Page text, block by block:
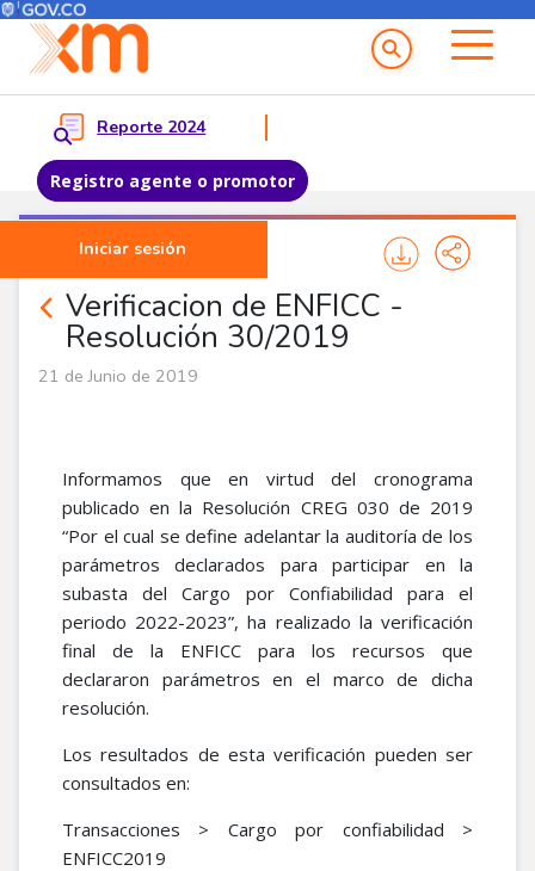
Pasar al contenido principal
Menú del Usuario
Reporte 2024
Registro agente o promotor
Iniciar sesión
Menu principal
Verificacion de ENFICC -
Resolución 30/2019
Noticias Agentes
21 de Junio de 2019
Informamos que en virtud del cronograma
publicado en la Resolución CREG 030 de 2019
“Por el cual se define adelantar la auditoría de los
parámetros declarados para participar en la
subasta del Cargo por Confiabilidad para el
periodo 2022-2023”, ha realizado la verificación
final de la ENFICC para los recursos que
declararon parámetros en el marco de dicha
resolución.
Los resultados de esta verificación pueden ser
consultados en:
Transacciones > Cargo por confiabilidad >
ENFICC2019​ ​